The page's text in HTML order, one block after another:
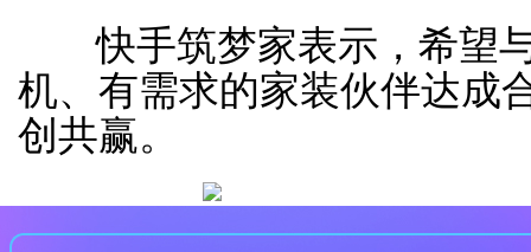
快手筑梦家表示，希望
机、有需求的家装伙伴达成
创共赢。